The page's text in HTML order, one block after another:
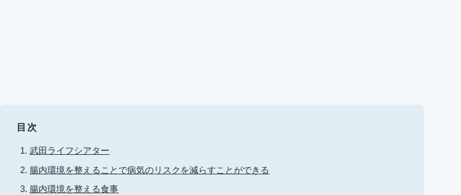
目次
武田ライフシアター
腸内環境を整えることで病気のリスクを減らすことができる
腸内環境を整える食事